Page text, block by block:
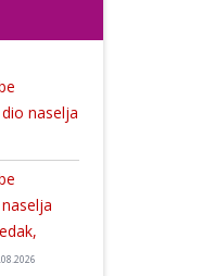
naselja